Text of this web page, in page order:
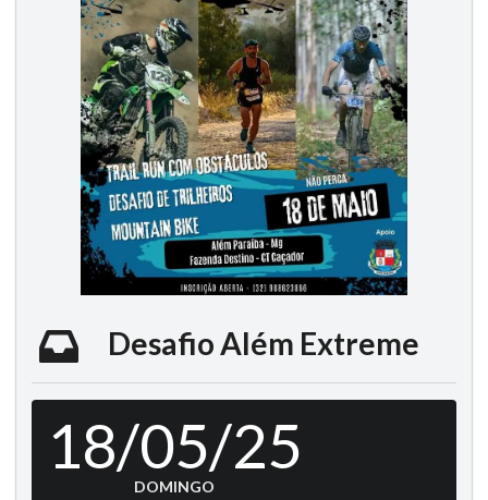
Desafio Além Extreme
18/05/25
DOMINGO